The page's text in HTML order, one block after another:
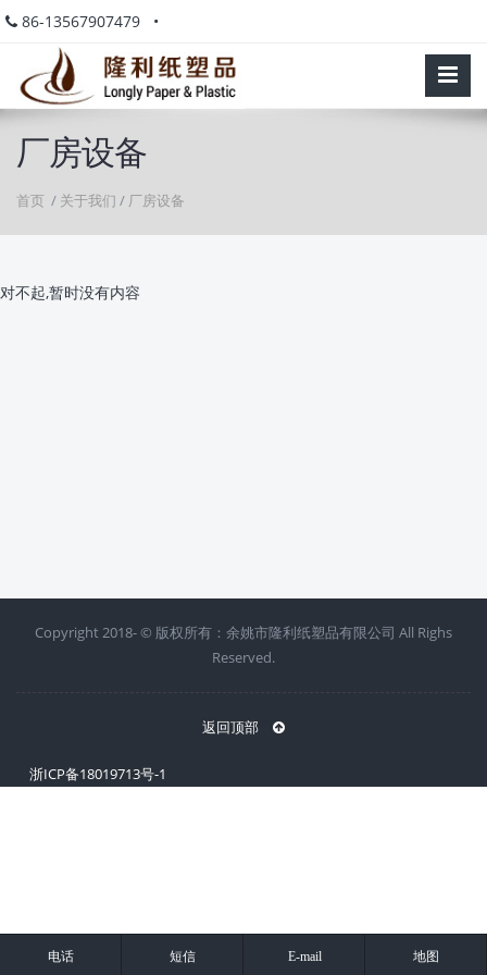
86-13567907479 •
厂房设备
首页 / 关于我们 / 厂房设备
对不起,暂时没有内容
电话 短信 E-mail 地图
Copyright 2018- © 版权所有：余姚市隆利纸塑品有限公司 All Righs
Reserved.
返回顶部
浙ICP备18019713号-1